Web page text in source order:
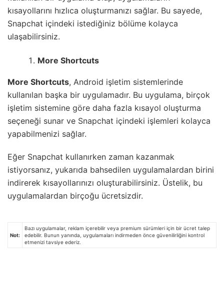
kısayollarını hızlıca oluşturmanızı sağlar. Bu sayede,
Snapchat içindeki istediğiniz bölüme kolayca
ulaşabilirsiniz.
More Shortcuts
More Shortcuts, Android işletim sistemlerinde
kullanılan başka bir uygulamadır. Bu uygulama, birçok
işletim sistemine göre daha fazla kısayol oluşturma
seçeneği sunar ve Snapchat içindeki işlemleri kolayca
yapabilmenizi sağlar.
Eğer Snapchat kullanırken zaman kazanmak
istiyorsanız, yukarıda bahsedilen uygulamalardan birini
indirerek kısayollarınızı oluşturabilirsiniz. Üstelik, bu
uygulamalardan birçoğu ücretsizdir.
Not:
Bazı uygulamalar, reklam içerebilir veya premium sürümleri için bir ücret talep
edebilir. Bunun yanında, uygulamaları indirmeden önce güvenilirliğini kontrol
etmenizi tavsiye ederiz.